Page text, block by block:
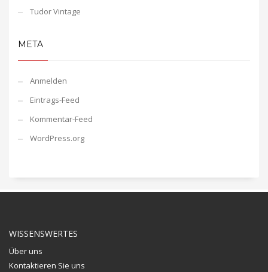
Tudor Vintage
META
Anmelden
Eintrags-Feed
Kommentar-Feed
WordPress.org
WISSENSWERTES
Über uns
Kontaktieren Sie uns